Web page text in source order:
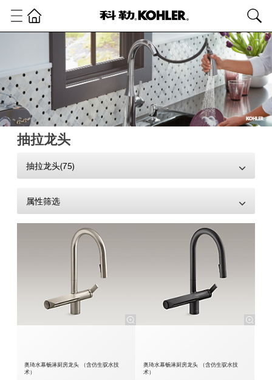
抽拉龙头
抽拉龙头(75)
属性筛选
奥琦水幕畅淋厨房龙头 （含仿生驭水技
术）
奥琦水幕畅淋厨房龙头 （含仿生驭水技
术）